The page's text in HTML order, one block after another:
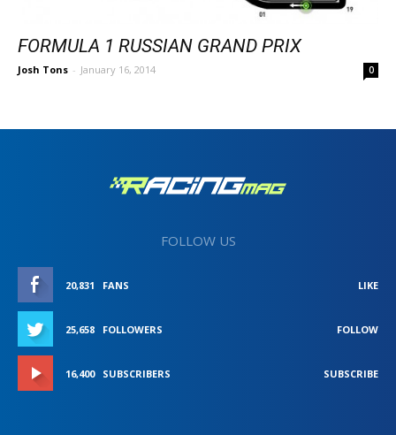
FORMULA 1 RUSSIAN GRAND PRIX
Josh Tons - January 16, 2014 0
FOLLOW US
20,831 FANS LIKE
25,658 FOLLOWERS FOLLOW
16,400 SUBSCRIBERS SUBSCRIBE